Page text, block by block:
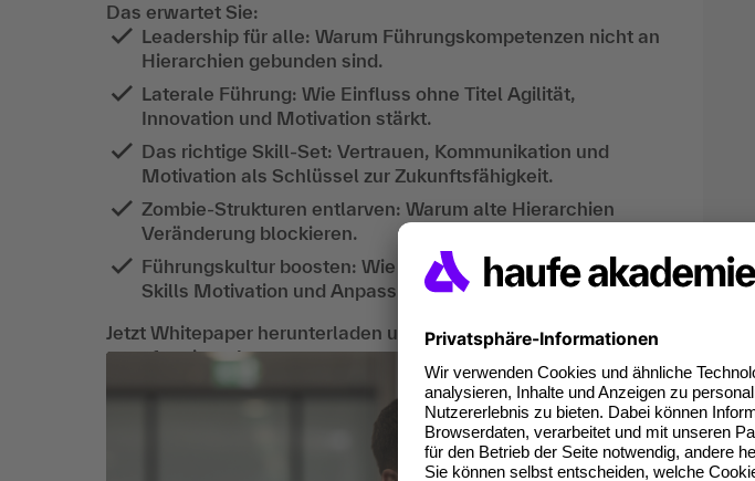
Das erwartet Sie:
Leadership für alle: Warum Führungskompetenzen nicht an
Hierarchien gebunden sind.
Laterale Führung: Wie Einfluss ohne Titel Agilität,
Innovation und Motivation stärkt.
Das richtige Skill-Set: Vertrauen, Kommunikation und
Motivation als Schlüssel zur Zukunftsfähigkeit.
Zombie-Strukturen entlarven: Warum alte Hierarchien
Veränderung blockieren.
Führungskultur boosten: Wie Unternehmen mit Leadership-
Skills Motivation und Anpassungsfähigkeit sichern.
Jetzt Whitepaper herunterladen und Ihre Führungskultur
transformieren!